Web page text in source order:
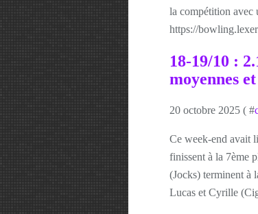
la compétition avec
https://
18-19/10 :
moyennes
20 octobre 2025 ( #
Ce week-end avait
finissent à la 7ème
(Jocks) terminent à
Lucas et Cyrille